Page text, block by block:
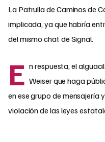
La Patrulla de Caminos de
implicada, ya que habría
del mismo chat de Signal.
E n respuesta, el
Weiser que haga
en ese grupo de mensajería
violación de las leyes